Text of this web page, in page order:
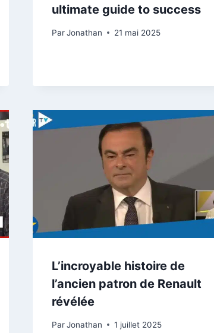
ultimate guide to success
Par Jonathan 21 mai 2025
L’incroyable histoire de
l’ancien patron de Renault
révélée
Par Jonathan 1 juillet 2025